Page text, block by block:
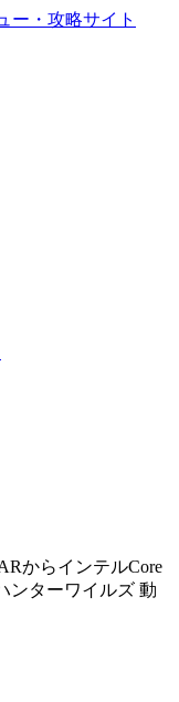
からインテルCore
ンターワイルズ 動